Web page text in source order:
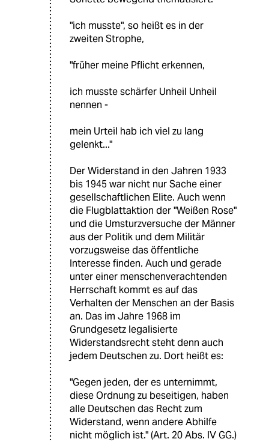
"ich musste", so heißt es in der
zweiten Strophe,
"früher meine Pflicht erkennen,
ich musste schärfer Unheil Unheil
nennen -
mein Urteil hab ich viel zu lang
gelenkt..."
Der Widerstand in den Jahren 1933
bis 1945 war nicht nur Sache einer
gesellschaftlichen Elite. Auch wenn
die Flugblattaktion der "Weißen Rose"
und die Umsturzversuche der Männer
aus der Politik und dem Militär
vorzugsweise das öffentliche
Interesse finden. Auch und gerade
unter einer menschenverachtenden
Herrschaft kommt es auf das
Verhalten der Menschen an der Basis
an. Das im Jahre 1968 im
Grundgesetz legalisierte
Widerstandsrecht steht denn auch
jedem Deutschen zu. Dort heißt es:
"Gegen jeden, der es unternimmt,
diese Ordnung zu beseitigen, haben
alle Deutschen das Recht zum
Widerstand, wenn andere Abhilfe
nicht möglich ist." (Art. 20 Abs. IV GG.)